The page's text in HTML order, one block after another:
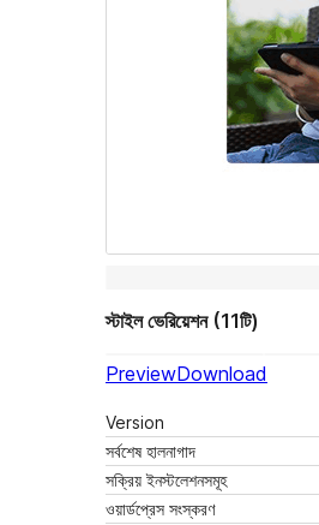
স্টাইল ভেরিয়েশন (11টি)
PreviewDownload
Version
সর্বশেষ হালনাগাদ
সক্রিয় ইনস্টলেশনসমূহ
ওয়ার্ডপ্রেস সংস্করণ